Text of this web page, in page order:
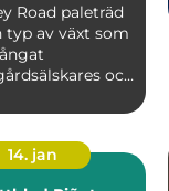
Road paleträd
typ av växt som
och
14. jan